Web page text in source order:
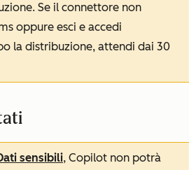
Se il connettore non
oppure esci e accedi
la distribuzione, attendi dai 30
sensibili, Copilot non potrà